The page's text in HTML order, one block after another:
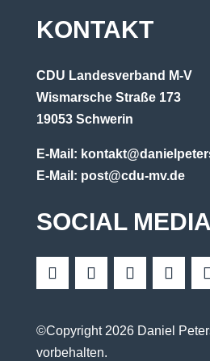
KONTAKT
CDU Landesverband M-V
Wismarsche Straße 173
19053 Schwerin
E-Mail:
E-Mail: post@cdu-mv.de
SOCIAL MEDIA
©Copyright 2026 Daniel
vorbehalten.